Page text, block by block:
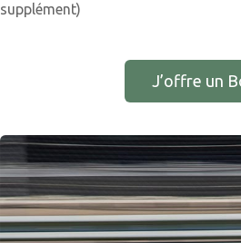
supplément)
J’offre un